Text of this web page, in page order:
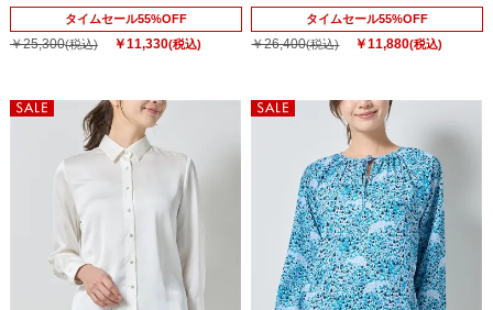
タイムセール55%OFF
￥25,300(税込) ￥11,330(税込)
タイムセール55%OFF
￥26,400(税込) ￥11,880(税込)